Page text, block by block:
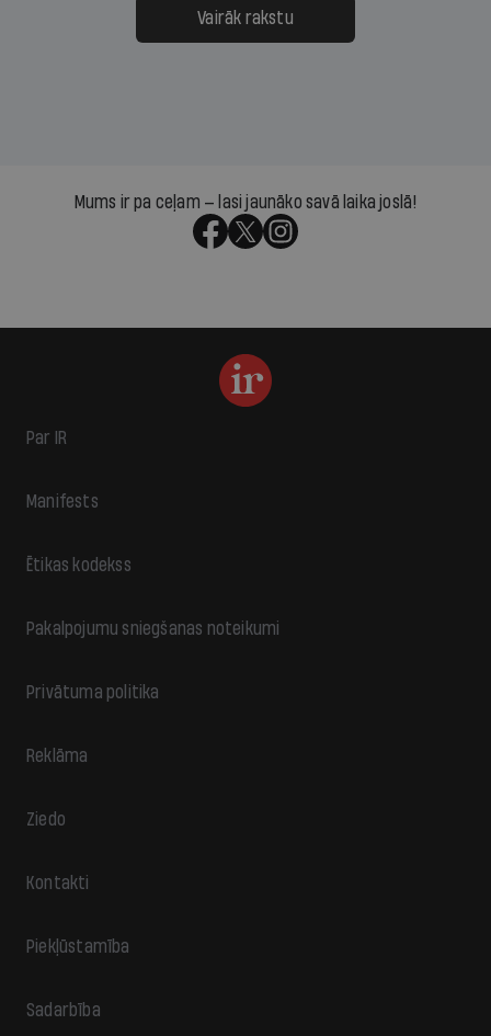
Vairāk rakstu
Mums ir pa ceļam — lasi jaunāko savā laika joslā!
Par IR
Manifests
Ētikas kodekss
Pakalpojumu sniegšanas noteikumi
Privātuma politika
Reklāma
Ziedo
Kontakti
Piekļūstamība
Sadarbība